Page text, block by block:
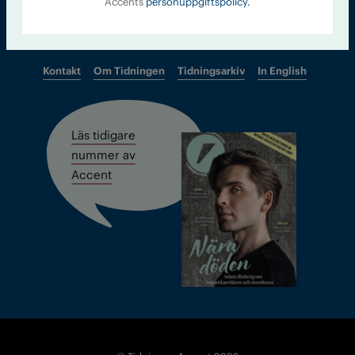
Kontakt Om Tidningen Tidningsarkiv In English
Läs tidigare
nummer av
Accent